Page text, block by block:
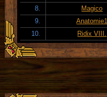
8.
Magico
9.
Anatomie1
10.
Ridix VIII.